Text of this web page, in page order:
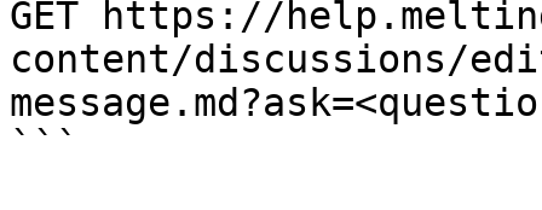
GET https://
content/discussions/
```